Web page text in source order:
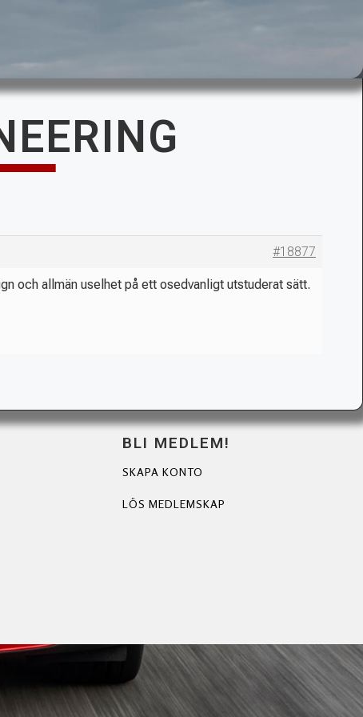
#18877
och allmän uselhet på ett osedvanligt utstuderat sätt.
BLI MEDLEM!
SKAPA KONTO
LÖS MEDLEMSKAP